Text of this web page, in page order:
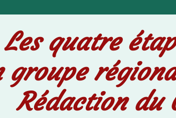
Les quatre
groupe
Rédaction du